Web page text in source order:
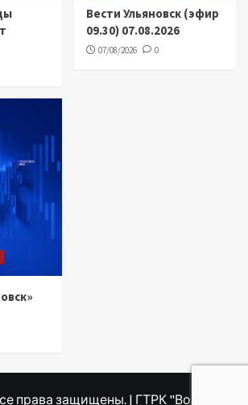
Вести Ульяновск (эфир
09.30) 07.08.2026
07/08/2026 0
права защищены. | ГТРК "Волга"